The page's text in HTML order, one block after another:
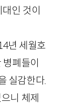
인 것이
년 세월호
폐들이
실감한다.
니 체제